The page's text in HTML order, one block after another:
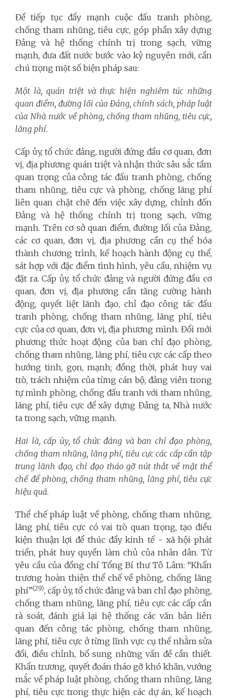
Để tiếp tục đẩy mạnh cuộc đấu tranh phòng,
chống tham nhũng, tiêu cực, góp phần xây dựng
Đảng và hệ thống chính trị trong sạch, vững
mạnh, đưa đất nước bước vào kỷ nguyên mới, cần
chú trọng một số biện pháp sau:
Một là, quán triệt và thực hiện nghiêm túc những
quan điểm, đường lối của Đảng, chính sách, pháp luật
của Nhà nước về phòng, chống tham nhũng, tiêu cực,
lãng phí.
Cấp ủy, tổ chức đảng, người đứng đầu cơ quan, đơn
vị, địa phương quán triệt và nhận thức sâu sắc tầm
quan trọng của công tác đấu tranh phòng, chống
tham nhũng, tiêu cực và phòng, chống lãng phí
liên quan chặt chẽ đến việc xây dựng, chỉnh đốn
Đảng và hệ thống chính trị trong sạch, vững
mạnh. Trên cơ sở quan điểm, đường lối của Đảng,
các cơ quan, đơn vị, địa phương cần cụ thể hóa
thành chương trình, kế hoạch hành động cụ thể,
sát hợp với đặc điểm tình hình, yêu cầu, nhiệm vụ
đặt ra. Cấp ủy, tổ chức đảng và người đứng đầu cơ
quan, đơn vị, địa phương cần tăng cường hành
động, quyết liệt lãnh đạo, chỉ đạo công tác đấu
tranh phòng, chống tham nhũng, lãng phí, tiêu
cực của cơ quan, đơn vị, địa phương mình. Đổi mới
phương thức hoạt động của ban chỉ đạo phòng,
chống tham nhũng, lãng phí, tiêu cực các cấp theo
hướng tinh, gọn, mạnh; đồng thời, phát huy vai
trò, trách nhiệm của từng cán bộ, đảng viên trong
tự mình phòng, chống đấu tranh với tham nhũng,
lãng phí, tiêu cực để xây dựng Đảng ta, Nhà nước
ta trong sạch, vững mạnh.
Hai là, cấp ủy, tổ chức đảng và ban chỉ đạo phòng,
chống tham nhũng, lãng phí, tiêu cực các cấp cần tập
trung lãnh đạo, chỉ đạo tháo gỡ nút thắt về mặt thể
chế để phòng, chống tham nhũng, lãng phí, tiêu cực
hiệu quả.
Thể chế pháp luật về phòng, chống tham nhũng,
lãng phí, tiêu cực có vai trò quan trọng, tạo điều
kiện thuận lợi để thúc đẩy kinh tế - xã hội phát
triển, phát huy quyền làm chủ của nhân dân. Từ
yêu cầu của đồng chí Tổng Bí thư Tô Lâm: “Khẩn
trương hoàn thiện thể chế về phòng, chống lãng
phí”(29), cấp ủy, tổ chức đảng và ban chỉ đạo phòng,
chống tham nhũng, lãng phí, tiêu cực các cấp cần
rà soát, đánh giá lại hệ thống các văn bản liên
quan đến công tác phòng, chống tham nhũng,
lãng phí, tiêu cực ở từng lĩnh vực cụ thể nhằm sửa
đổi, điều chỉnh, bổ sung những vấn đề cần thiết.
Khẩn trương, quyết đoán tháo gỡ khó khăn, vướng
mắc về pháp luật phòng, chống tham nhũng, lãng
phí, tiêu cực trong thực hiện các dự án, kế hoạch